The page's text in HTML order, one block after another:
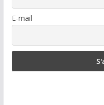
E-mail